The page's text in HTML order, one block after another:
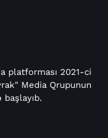
platforması 2021-ci
Media Qrupunun